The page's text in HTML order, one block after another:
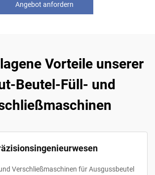
Angebot anfordern
Vorteile unserer
Beutel-Füll- und
Verschließmaschinen für Ausgussbeutel